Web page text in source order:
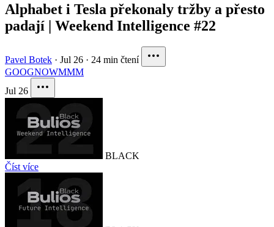
Alphabet i Tesla překonaly tržby a přesto
padají | Weekend Intelligence #22
Pavel Botek · Jul 26 · 24 min čtení
GOOGNOWMMM
Jul 26
BLACK
Číst více